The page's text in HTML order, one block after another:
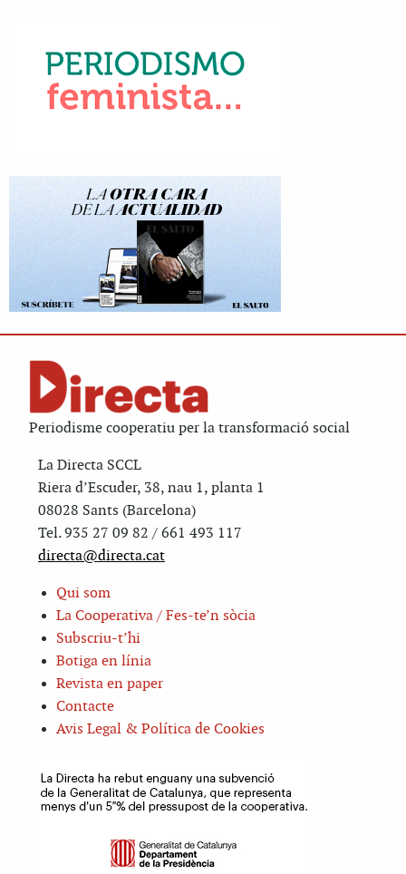
Periodisme cooperatiu per la transformació social
La Directa SCCL
Riera d’Escuder, 38, nau 1, planta 1
08028 Sants (Barcelona)
Tel. 935 27 09 82 / 661 493 117
directa@directa.cat
Qui som
La Cooperativa / Fes-te’n sòcia
Subscriu-t’hi
Botiga en línia
Revista en paper
Contacte
Avis Legal & Política de Cookies